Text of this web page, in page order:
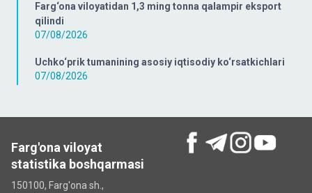
Farg‘ona viloyatidan 1,3 ming tonna qalampir eksport
qilindi
07/08/2026
Uchko‘prik tumanining asosiy iqtisodiy ko‘rsatkichlari
07/08/2026
Farg'ona viloyat
statistika boshqarmasi
150100, Farg'ona sh.,